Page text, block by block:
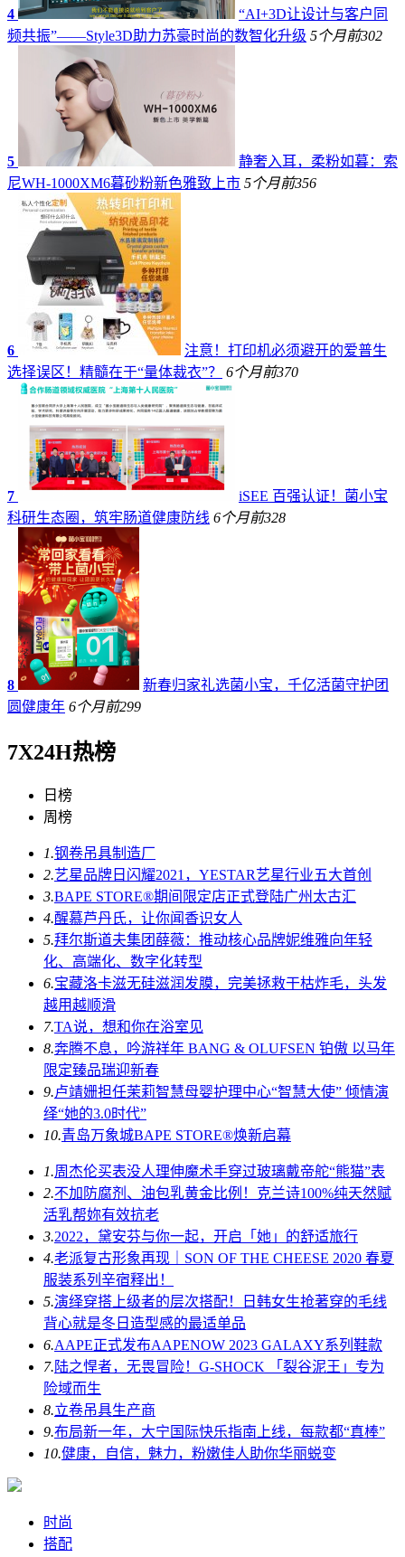
4
“AI+3D让设计与客户同
频共振”——Style3D助力苏豪时尚的数智化升级 5个月前302
5
静奢入耳，柔粉如暮：索
尼WH-1000XM6暮砂粉新色雅致上市 5个月前356
6
注意！打印机必须避开的爱普生
选择误区！精髓在于“量体裁衣”？
6个月前370
7
iSEE 百强认证！菌小宝
科研生态圈，筑牢肠道健康防线 6个月前328
8
新春归家礼选菌小宝，千亿活菌守护团
圆健康年 6个月前299
7X24H热榜
日榜
周榜
1.钢卷吊具制造厂
2.艺星品牌日闪耀2021，YESTAR艺星行业五大首创
3.BAPE STORE®期间限定店正式登陆广州太古汇
4.醒慕芦丹氏，让你闻香识女人
5.拜尔斯道夫集团薛薇：推动核心品牌妮维雅向年轻
化、高端化、数字化转型
6.宝藏洛卡滋无硅滋润发膜，完美拯救干枯炸毛，头发
越用越顺滑
7.TA说，想和你在浴室见
8.奔腾不息，吟游祥年 BANG & OLUFSEN 铂傲 以马年
限定臻品瑞迎新春
9.卢靖姗担任茉莉智慧母婴护理中心“智慧大使” 倾情演
绎“她的3.0时代”
10.青岛万象城BAPE STORE®焕新启幕
1.周杰伦买表没人理伸魔术手穿过玻璃戴帝舵“熊猫”表
2.不加防腐剂、油包乳黄金比例！克兰诗100%纯天然赋
活乳帮妳有效抗老
3.2022，黛安芬与你一起，开启「她」的舒适旅行
4.老派复古形象再现｜SON OF THE CHEESE 2020 春夏
服装系列辛宿释出！
5.演绎穿搭上级者的层次搭配！日韩女生抢著穿的毛线
背心就是冬日造型感的最适单品
6.AAPE正式发布AAPENOW 2023 GALAXY系列鞋款
7.陆之悍者，无畏冒险！G-SHOCK 「裂谷泥王」专为
险域而生
8.立卷吊具生产商
9.布局新一年，大宁国际快乐指南上线，每款都“真棒”
10.健康，自信，魅力，粉嫩佳人助你华丽蜕变
时尚
搭配